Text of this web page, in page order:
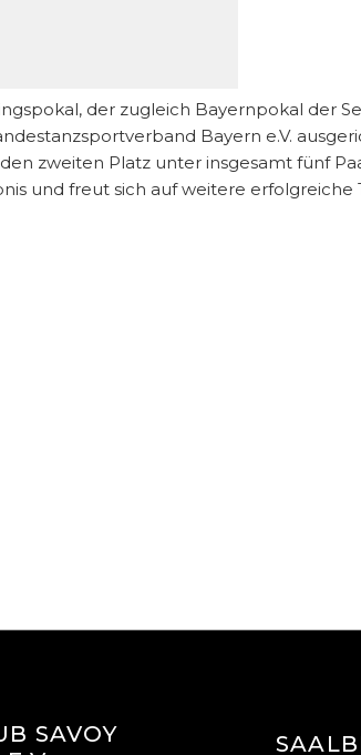
der zugleich Bayernpokal der
Bayern e.V.
zweiten Platz unter insgesamt fünf
und freut sich auf weitere erfolgreiche
SAVOY